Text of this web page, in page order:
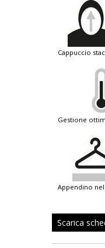
cappuccio
gestione
appendino
Scarica